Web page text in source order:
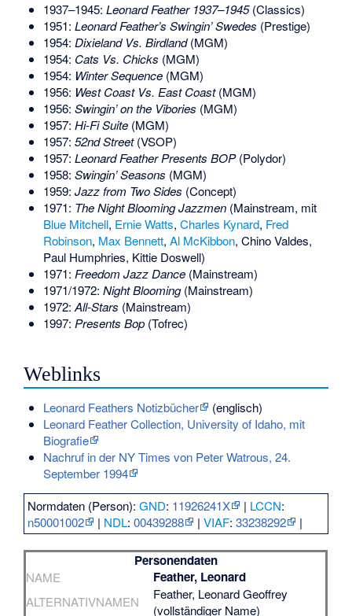
1937–1945: Leonard Feather 1937–1945(Classics)
1951: Leonard Feather’s Swingin’ Swedes (Prestige)
1954: Dixieland Vs. Birdland(MGM)
1954: Cats Vs. Chicks (MGM)
1954: Winter Sequence(MGM)
1956: West Coast Vs. East Coast(MGM)
1956: Swingin’ on the Vibories (MGM)
1957: Hi-Fi Suite(MGM)
1957: 52nd Street(VSOP)
1957: Leonard Feather Presents BOP(Polydor)
1958: Swingin’ Seasons (MGM)
1959: Jazz from Two Sides (Concept)
1971: The Night Blooming Jazzmen(Mainstream, mit
Blue Mitchell, Ernie Watts, Charles Kynard, Fred
Robinson, Max Bennett, Al McKibbon, Chino Valdes,
Paul Humphries, Kittie Doswell)
1971: Freedom Jazz Dance(Mainstream)
1971/1972: Night Blooming(Mainstream)
1972:All-Stars (Mainstream)
1997: Presents Bop(Tofrec)
Weblinks
Leonard Feathers Notizbücher
(englisch)
Leonard Feather Collection, University of Idaho, mit
Biografie
Nachruf in der NY Times von Peter Watrous, 24.
September 1994
Normdaten (Person):GND: 11926241X | LCCN:
n50001002
| NDL:00439288 |VIAF:33238292 |
Personendaten
NAME Feather, Leonard
ALTERNATIVNAMEN
Feather, Leonard Geoffrey
(vollständiger Name)